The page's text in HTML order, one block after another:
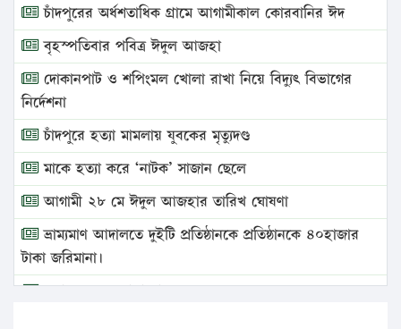
চাঁদপুরের অর্ধশতাধিক গ্রামে আগামীকাল কোরবানির ঈদ
বৃহস্পতিবার পবিত্র ঈদুল আজহা
দোকানপাট ও শপিংমল খোলা রাখা নিয়ে বিদ্যুৎ বিভাগের
নির্দেশনা
চাঁদপুরে হত্যা মামলায় যুবকের মৃত্যুদণ্ড
মাকে হত্যা করে ‘নাটক’ সাজান ছেলে
আগামী ২৮ মে ঈদুল আজহার তারিখ ঘোষণা
ভ্রাম্যমাণ আদালতে দুইটি প্রতিষ্ঠানকে প্রতিষ্ঠানকে ৪০হাজার
টাকা জরিমানা।
এবার লঞ্চের ভাড়া বাড়ল